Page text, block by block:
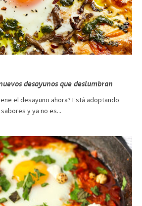
desayunos que deslumbran
el desayuno ahora? Está adoptando
y ya no es...